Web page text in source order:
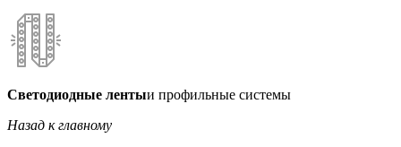
Светодиодные лентыи профильные системы
Назад к главному